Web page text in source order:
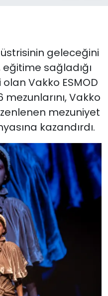
geleceğini
sağladığı
Vakko ESMOD
Vakko
mezuniyet
kazandırdı.